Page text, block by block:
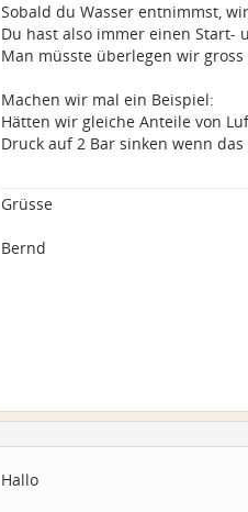
Sobald du Wasser entnimmst,
Du hast also immer einen Start-
Man müsste überlegen wir
Machen wir mal ein Beispiel:
Hätten wir gleiche Anteile von
Druck auf 2 Bar sinken wenn
Grüsse
Bernd
Hallo